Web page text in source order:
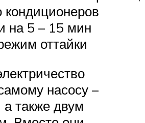
на 5 – 15 мин
оттайки
насосу –
а также двум